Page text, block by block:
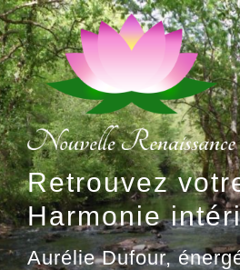
Aller
au
contenu
principal
Retrouvez
Harmonie
Aurélie Dufour,